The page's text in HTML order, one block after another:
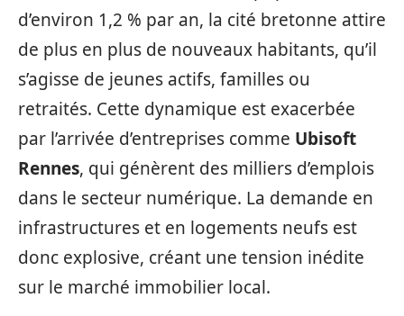
d’environ 1,2 % par an, la cité bretonne attire
de plus en plus de nouveaux habitants, qu’il
s’agisse de jeunes actifs, familles ou
retraités. Cette dynamique est exacerbée
par l’arrivée d’entreprises comme Ubisoft
Rennes, qui génèrent des milliers d’emplois
dans le secteur numérique. La demande en
infrastructures et en logements neufs est
donc explosive, créant une tension inédite
sur le marché immobilier local.